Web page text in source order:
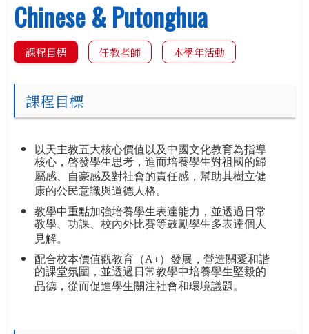
Chinese & Putonghua
課程目標 任教老師 本學年活動
課程目標
以天主教五大核心價值以及中國文化教育為指導
核心，啓發學生思考，進而培養學生對祖國的歸
屬感、自豪感及對社會的責任感，幫助其樹立健
康的公民意識與道德人格。
教學中重點加強培養學生表達能力，並透過日常
教學、功課、校內外比賽等鼓勵學生多表達個人
見解。
配合校本價值觀教育（A+）發展，營造關愛和諧
的課堂氛圍，並透過日常教學中培養學生堅毅的
品德，從而促進學生關注社會和環境議題。